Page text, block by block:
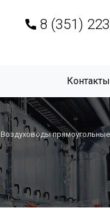
8 (351)
Контакты
Воздуховоды прямоугольные